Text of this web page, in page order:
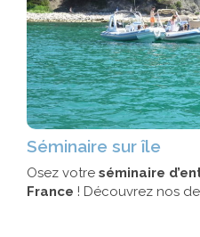
Séminaire sur île
Osez votre séminaire
France ! Découvrez nos